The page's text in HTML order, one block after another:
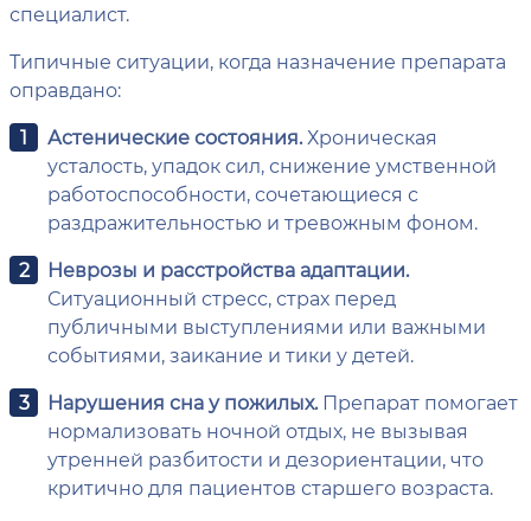
специалист.
Типичные ситуации, когда назначение препарата
оправдано:
Астенические состояния.Хроническая
усталость, упадок сил, снижение умственной
работоспособности, сочетающиеся с
раздражительностью и тревожным фоном.
Неврозы и расстройства адаптации.
Ситуационный стресс, страх перед
публичными выступлениями или важными
событиями, заикание и тики у детей.
Нарушения сна у пожилых.Препарат помогает
нормализовать ночной отдых, не вызывая
утренней разбитости и дезориентации, что
критично для пациентов старшего возраста.